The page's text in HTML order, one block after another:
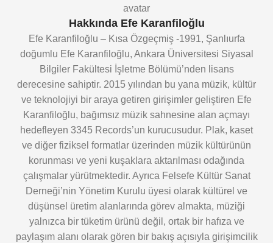
Hakkında Efe Karanfiloğlu
Efe Karanfiloğlu – Kısa Özgeçmiş -1991, Şanlıurfa
doğumlu Efe Karanfiloğlu, Ankara Üniversitesi Siyasal
Bilgiler Fakültesi İşletme Bölümü’nden lisans
derecesine sahiptir. 2015 yılından bu yana müzik, kültür
ve teknolojiyi bir araya getiren girişimler geliştiren Efe
Karanfiloğlu, bağımsız müzik sahnesine alan açmayı
hedefleyen 3345 Records’un kurucusudur. Plak, kaset
ve diğer fiziksel formatlar üzerinden müzik kültürünün
korunması ve yeni kuşaklara aktarılması odağında
çalışmalar yürütmektedir. Ayrıca Felsefe Kültür Sanat
Derneği’nin Yönetim Kurulu üyesi olarak kültürel ve
düşünsel üretim alanlarında görev almakta, müziği
yalnızca bir tüketim ürünü değil, ortak bir hafıza ve
paylaşım alanı olarak gören bir bakış açısıyla girişimcilik